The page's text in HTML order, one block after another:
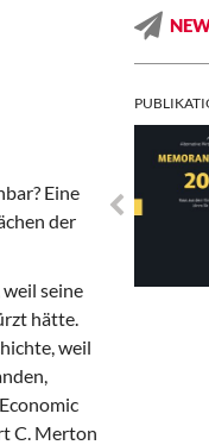
Eine
der
seine
hätte.
weil
C. Merton